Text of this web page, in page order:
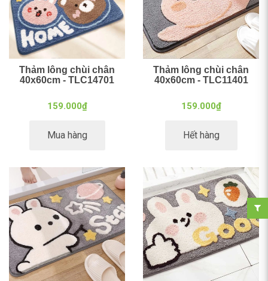
Thảm lông chùi chân
40x60cm - TLC14701
159.000₫
Mua hàng
Thảm lông chùi chân
40x60cm - TLC11401
159.000₫
Hết hàng